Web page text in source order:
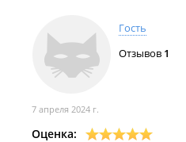
Гость
Отзывов 1
7 апреля 2024 г.
Оценка: